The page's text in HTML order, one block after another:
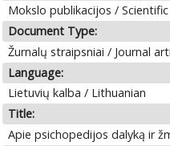
Mokslo publikacijos /
Document Type:
Žurnalų straipsniai / Journal
Language:
Lietuvių kalba / Lithuanian
Title:
Apie psichopedijos dalyką ir